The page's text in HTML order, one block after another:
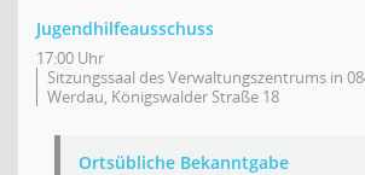
Jugendhilfeausschuss
17:00 Uhr
Sitzungssaal des Verwaltungszentrums in
Werdau, Königswalder Straße 18
Ortsübliche Bekanntgabe